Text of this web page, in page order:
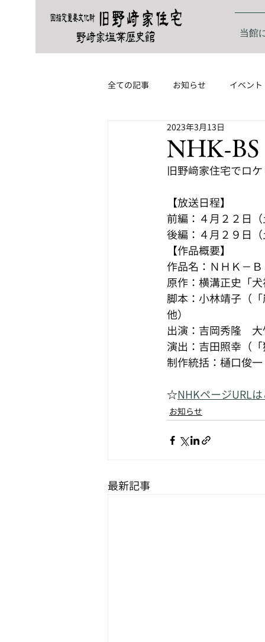
当館
全ての記事 お知らせ イベント
NHK-BS
2023年3月13日
旧野﨑家住宅でロケ
【放送日程】
前編：４月２２日
後編：４月２９日
【作品概要】
作品名：ＮＨＫ－
原作：横溝正史「犬
脚本：小林靖子（
他）
出演：吉岡秀隆　
演出：吉田照幸（
制作統括：樋口俊
☆NHKページURL
お知らせ
最新記事